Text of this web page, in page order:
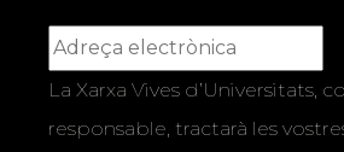
La Xarxa Vives d’Universitats,
responsable, tractarà les